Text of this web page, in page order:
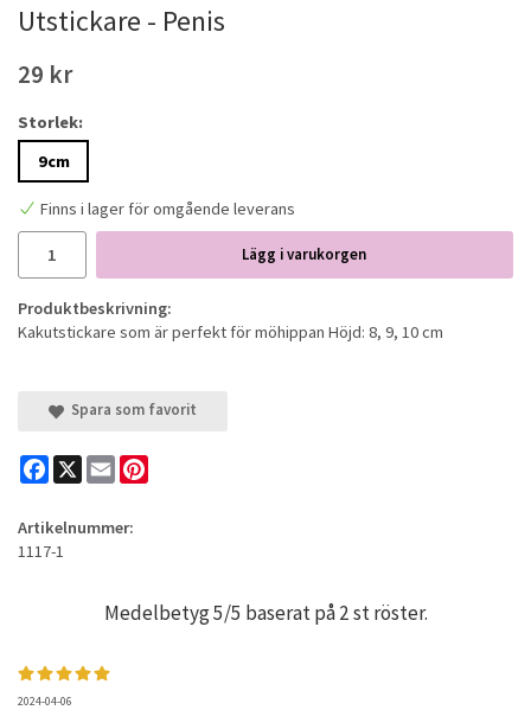
Utstickare - Penis
29 kr
Storlek:
9cm
Finns i lager för omgående leverans
Lägg i varukorgen
Produktbeskrivning:
Kakutstickare som är perfekt för möhippan Höjd: 8, 9, 10 cm
Spara som favorit
Facebook
X Email
Artikelnummer:
1117-1
Medelbetyg5/5 baserat på2st röster.
2024-04-06